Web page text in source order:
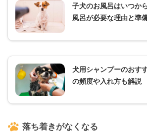
子犬のお風呂はいつか
風呂が必要な理由と準
犬用シャンプーのおす
の頻度や入れ方も解説
落ち着きがなくなる